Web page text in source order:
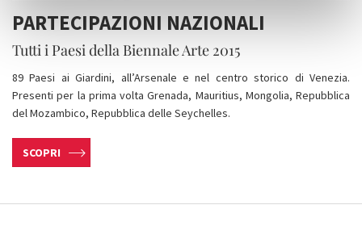
PARTECIPAZIONI NAZIONALI
Tutti i Paesi della Biennale Arte 2015
89 Paesi ai Giardini, all’Arsenale e nel centro storico di Venezia.
Presenti per la prima volta Grenada, Mauritius, Mongolia, Repubblica
del Mozambico, Repubblica delle Seychelles.
SCOPRI